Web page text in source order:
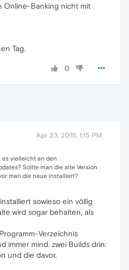
Online-Banking nicht mit
Tag.
0
Apr 23, 2015, 1:15 PM
es vielleicht an den
Sollte man die alte Version
man die neue installiert?
sowieso ein völlig
wird sogar behalten, als
Verzeichnis
immer mind. zwei Builds drin:
und die davor.